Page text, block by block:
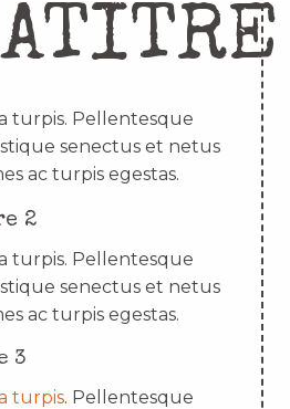
turpis. Pellentesque
senectus et netus
ac turpis egestas.
2
turpis. Pellentesque
senectus et netus
ac turpis egestas.
3
turpis. Pellentesque